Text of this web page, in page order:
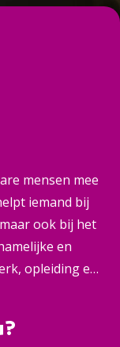
mensen mee
iemand bij
ook bij het
en
opleiding en
en hun